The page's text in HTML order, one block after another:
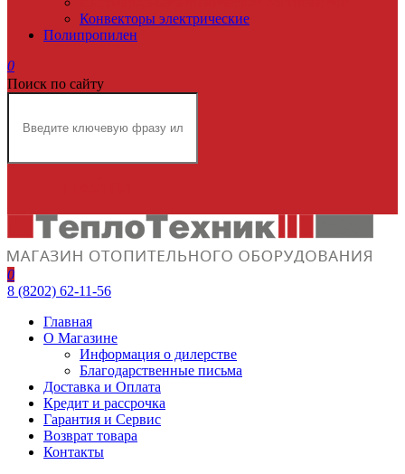
Конвекторы электрические
Полипропилен
0
Поиск по сайту
0
8 (8202) 62-11-56
Главная
О Магазине
Информация о дилерстве
Благодарственные письма
Доставка и Оплата
Кредит и рассрочка
Гарантия и Сервис
Возврат товара
Контакты